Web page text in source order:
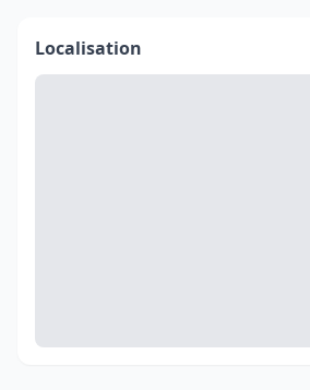
Localisation